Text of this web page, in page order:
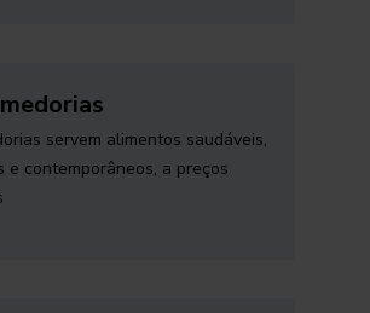
servem alimentos saudáveis,
e contemporâneos, a preços